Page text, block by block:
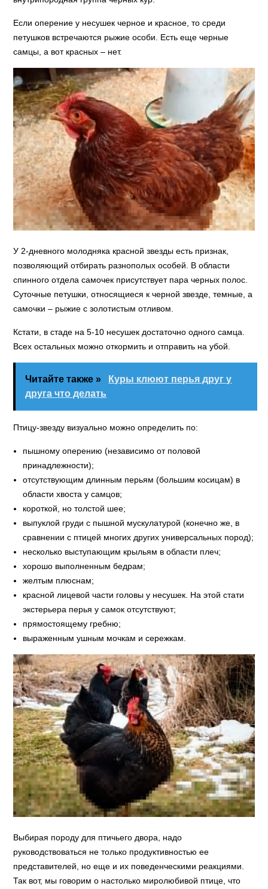
Если оперение у несушек черное и красное, то среди
петушков встречаются рыжие особи. Есть еще черные
самцы, а вот красных – нет.
У 2-дневного молодняка красной звезды есть признак,
позволяющий отбирать разнополых особей. В области
спинного отдела самочек присутствует пара черных полос.
Суточные петушки, относящиеся к черной звезде, темные, а
самочки – рыжие с золотистым отливом.
Кстати, в стаде на 5-10 несушек достаточно одного самца.
Всех остальных можно откормить и отправить на убой.
Читайте также »
Куры клюют перья друг у
друга что делать
Птицу-звезду визуально можно определить по:
пышному оперению (независимо от половой
принадлежности);
отсутствующим длинным перьям (большим косицам) в
области хвоста у самцов;
короткой, но толстой шее;
выпуклой груди с пышной мускулатурой (конечно же, в
сравнении с птицей многих других универсальных пород);
несколько выступающим крыльям в области плеч;
хорошо выполненным бедрам;
желтым плюснам;
красной лицевой части головы у несушек. На этой стати
экстерьера перья у самок отсутствуют;
прямостоящему гребню;
выраженным ушным мочкам и сережкам.
Выбирая породу для птичьего двора, надо
руководствоваться не только продуктивностью ее
представителей, но еще и их поведенческими реакциями.
Так вот, мы говорим о настолько миролюбивой птице, что